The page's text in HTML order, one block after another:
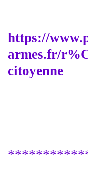
https://
armes.fr/
citoyenne